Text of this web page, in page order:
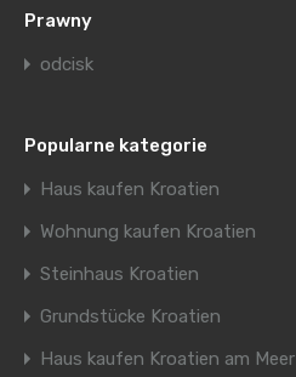
Prawny
odcisk
Popularne kategorie
Haus kaufen Kroatien
Wohnung kaufen Kroatien
Steinhaus Kroatien
Grundstücke Kroatien
Haus kaufen Kroatien am Meer